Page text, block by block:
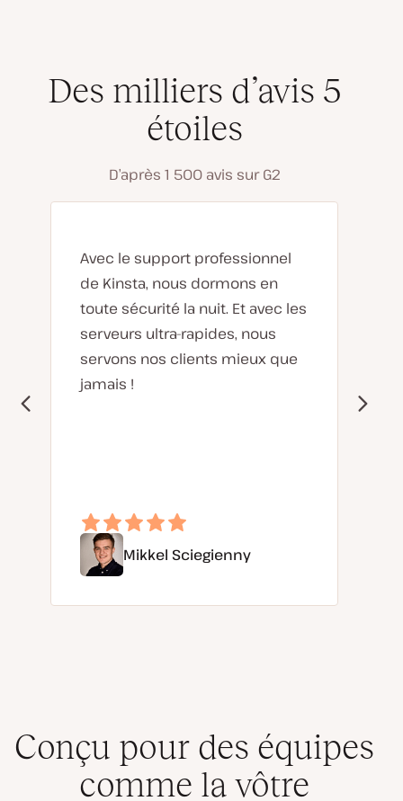
Des milliers d’avis 5
étoiles
D’après 1 500 avis sur G2
Avec le support professionnel
de Kinsta, nous dormons en
toute sécurité la nuit. Et avec les
serveurs ultra-rapides, nous
servons nos clients mieux que
jamais !
Mikkel Sciegienny
Conçu pour des équipes
comme la vôtre